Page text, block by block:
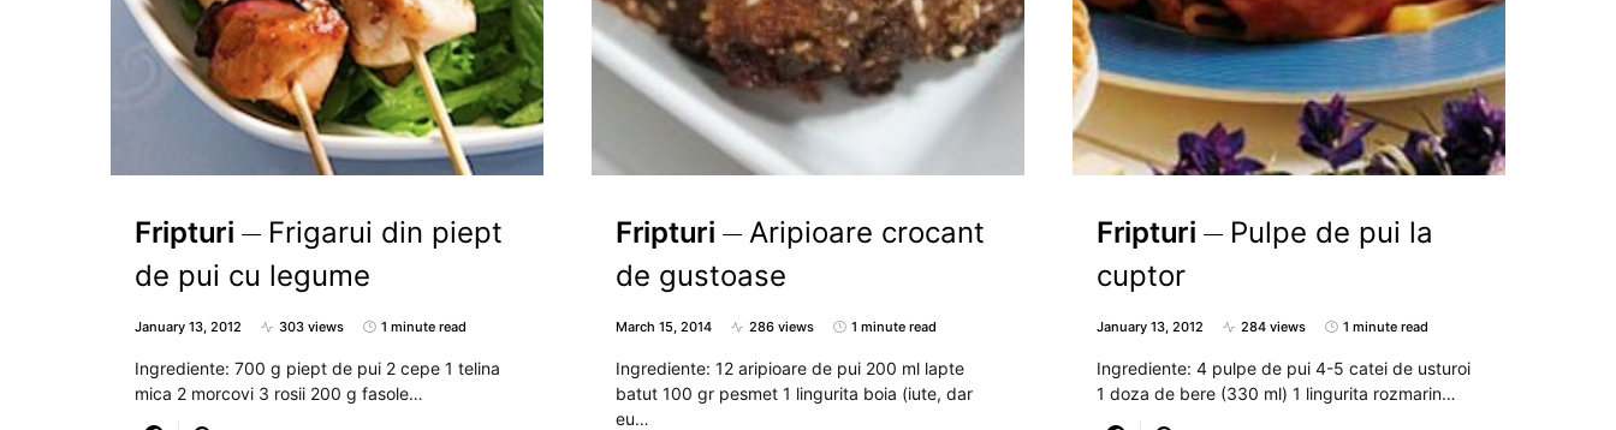
Fripturi
Frigarui din piept
de pui cu legume
January 13, 2012 303 views 1 minute read
Ingrediente: 700 g piept de pui 2 cepe 1 telina
mica 2 morcovi 3 rosii 200 g fasole…
Fripturi
Aripioare crocant
de gustoase
March 15, 2014 286 views 1 minute read
Ingrediente: 12 aripioare de pui 200 ml lapte
batut 100 gr pesmet 1 lingurita boia (iute, dar
eu…
Fripturi
Pulpe de pui la
cuptor
January 13, 2012 284 views 1 minute read
Ingrediente: 4 pulpe de pui 4-5 catei de usturoi
1 doza de bere (330 ml) 1 lingurita rozmarin…